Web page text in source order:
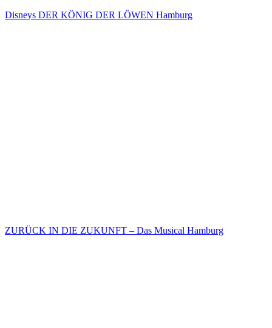
Disneys DER KÖNIG DER LÖWEN Hamburg
ZURÜCK IN DIE ZUKUNFT – Das Musical Hamburg